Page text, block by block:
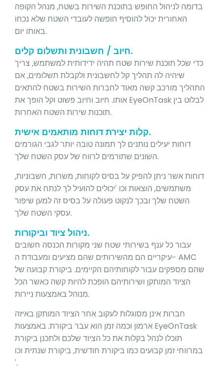
בדומה לניהול החופש בתוכנת השירות בשטח, מנהל הקופה
האחורית יכול להוסיף חופשה לעובדי השטח שלא נכחו
באותו יום.
חיוב / חשבונית ותשלום קלים.
כדי שכל תוכנת שירות שטח תהיה ידידותית למשתמש, צריך
שיהיה לה תהליך קל לחשבונית ולקבלת תשלומים, אם
התהליך מורכב קשה מאוד לחברות השירות בשטח להתאים
אותו. חיוב וחיוב פשוט וקל הופך את EyeOnTask לבלוט בין
תוכנות שירות השטח האחרות.
קלות יצירת דוחות מותאמים אישית.
דוחות יעילים נותנים לך תמונה טובה יותר לגבי הגורמים
השונים שתורמים לרווח של עסק השטח שלך.
דוחות אשר ניתן להפיק על בסיס לקוחות, משרות, חשבוניות,
משתמשים, הוצאות וכו 'יכולים להועיל לך לנתח את עסק
השטח שלך ובכך לנקוט פעולה על בסיס זה למען שיפור
עסקי השטח שלך.
ניהול ציוד וביקורות.
עבור כל ענף בשירותי שטח שני מקורות הכנסה חשובים
עיקריים הם מהשירותים שהם מציעים ומעבודת ה- AMC
שהם מספקים עבור לקוחותיהם הקיימים. ביקורת קבועה של
הציוד המותקן ושירותיהם הופכת להיות קשה כאשר הכל
מנוהל באמצעות ניירות.
חברות אינן מסוגלות לעקוב אחר הציוד המותקן באיזה
ארמון וכמה זמן הוא עבר ביקורת. באמצעות EyeOnTask
תוכלו לנהל בקלות את כל הציוד שלכם ולתכנן ביקורת
במרווחי זמן קבועים כמו ביקורת חודשית, ביקורת שנתית וכו
'.